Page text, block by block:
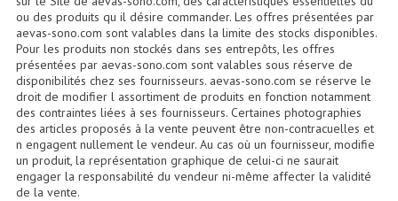
Retours De Scène
Caisson De Basse Amplifié
Caissons De Basses
Enceinte Nomade Bluetooth
Enceintes (Ecoutes De Studio)
ou des produits qu il désire commander. Les offres présentées par
aevas-sono.com sont valables dans la limite des stocks disponibles.
Pour les produits non stockés dans ses entrepôts, les offres
présentées par aevas-sono.com sont valables sous réserve de
disponibilités chez ses fournisseurs. aevas-sono.com se réserve le
droit de modifier l assortiment de produits en fonction notamment
des contraintes liées à ses fournisseurs. Certaines photographies
des articles proposés à la vente peuvent être non-contracuelles et
n engagent nullement le vendeur. Au cas où un fournisseur, modifie
un produit, la représentation graphique de celui-ci ne saurait
engager la responsabilité du vendeur ni-même affecter la validité
de la vente.